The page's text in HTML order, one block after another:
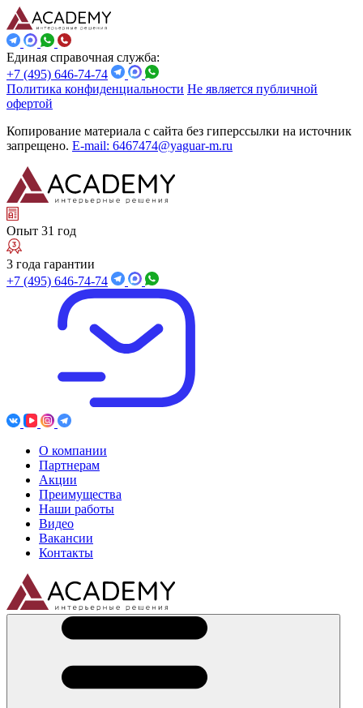
Единая справочная служба:
+7 (495) 646-74-74
Политика конфиденциальности Не является публичной
офертой
Копирование материала с сайта без гиперссылки на источник
запрещено. E-mail: 6467474@yaguar-m.ru
Опыт 31 год
3 года гарантии
+7 (495) 646-74-74
О компании
Партнерам
Акции
Преимущества
Наши работы
Видео
Вакансии
Контакты